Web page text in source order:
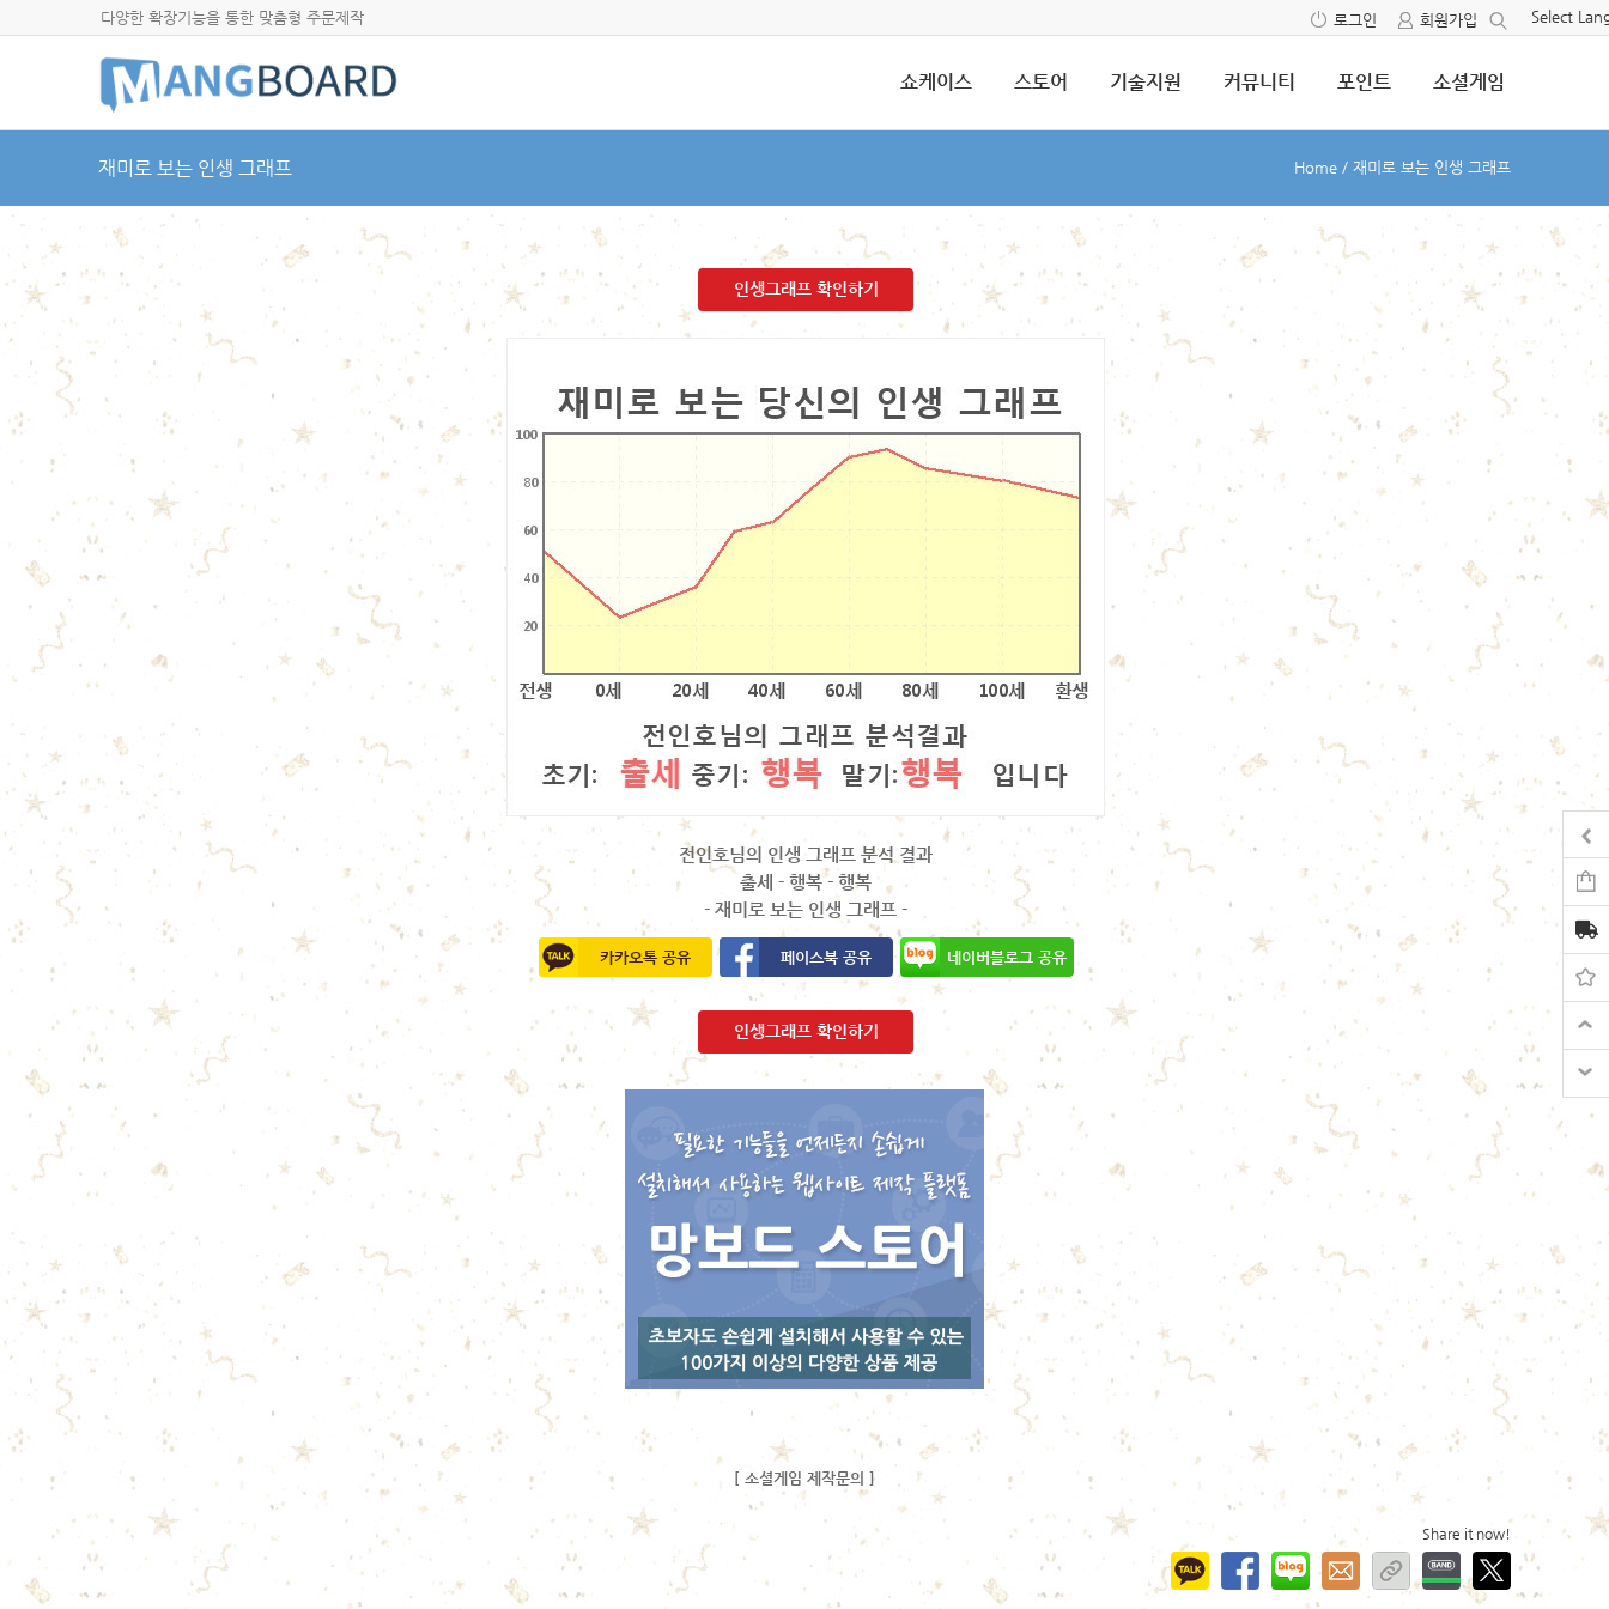
다양한 확장기능을 통한 맞춤형 주문제작 Select
로그인 회원가입
쇼케이스 스토어 기술지원 커뮤니티 포인트 소셜게임
재미로 보는 인생 그래프 Home / 재미로 보는 인생 그래프
인생그래프 확인하기
전인호님의 인생 그래프 분석 결과
출세 - 행복 - 행복
- 재미로 보는 인생 그래프 -
카카오톡 공유 페이스북 공유 네이버블로그 공유
인생그래프 확인하기
[ 소셜게임 제작문의 ]
Share it now!